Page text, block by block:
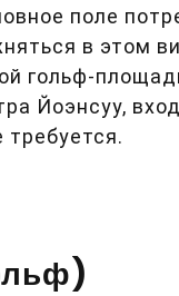
поле
в этом
гольф-
Йоэнсуу,
требуется.